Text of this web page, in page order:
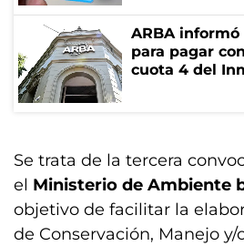
ARBA
para pagar
cuota 4 del
Se trata de la tercera
el Ministerio de Ambiente
objetivo de facilitar la
de Conservación, Manejo y/